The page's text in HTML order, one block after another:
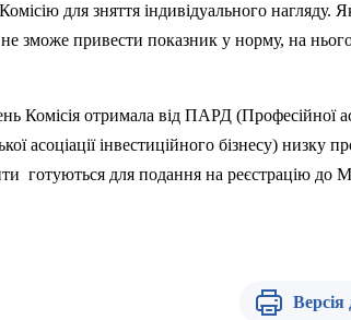
для зняття індивідуального нагляду.
зможе привести показник у норму, на
Комісія отримала від ПАРД (Професійної
асоціації інвестиційного бізнесу) низку
готуються для подання на реєстрацію до
Версія